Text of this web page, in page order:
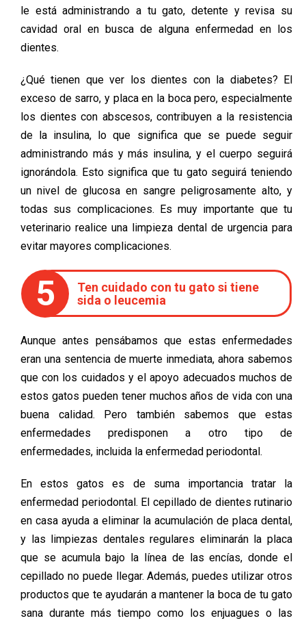
le está administrando a tu gato, detente y revisa su
cavidad oral en busca de alguna enfermedad en los
dientes.
¿Qué tienen que ver los dientes con la diabetes? El
exceso de sarro, y placa en la boca pero, especialmente
los dientes con abscesos, contribuyen a la resistencia
de la insulina, lo que significa que se puede seguir
administrando más y más insulina, y el cuerpo seguirá
ignorándola. Esto significa que tu gato seguirá teniendo
un nivel de glucosa en sangre peligrosamente alto, y
todas sus complicaciones. Es muy importante que tu
veterinario realice una limpieza dental de urgencia para
evitar mayores complicaciones.
5
Ten cuidado con tu gato si tiene
sida o leucemia
Aunque antes pensábamos que estas enfermedades
eran una sentencia de muerte inmediata, ahora sabemos
que con los cuidados y el apoyo adecuados muchos de
estos gatos pueden tener muchos años de vida con una
buena calidad. Pero también sabemos que estas
enfermedades predisponen a otro tipo de
enfermedades, incluida la enfermedad periodontal.
En estos gatos es de suma importancia tratar la
enfermedad periodontal. El cepillado de dientes rutinario
en casa ayuda a eliminar la acumulación de placa dental,
y las limpiezas dentales regulares eliminarán la placa
que se acumula bajo la línea de las encías, donde el
cepillado no puede llegar. Además, puedes utilizar otros
productos que te ayudarán a mantener la boca de tu gato
sana durante más tiempo como los enjuagues o las